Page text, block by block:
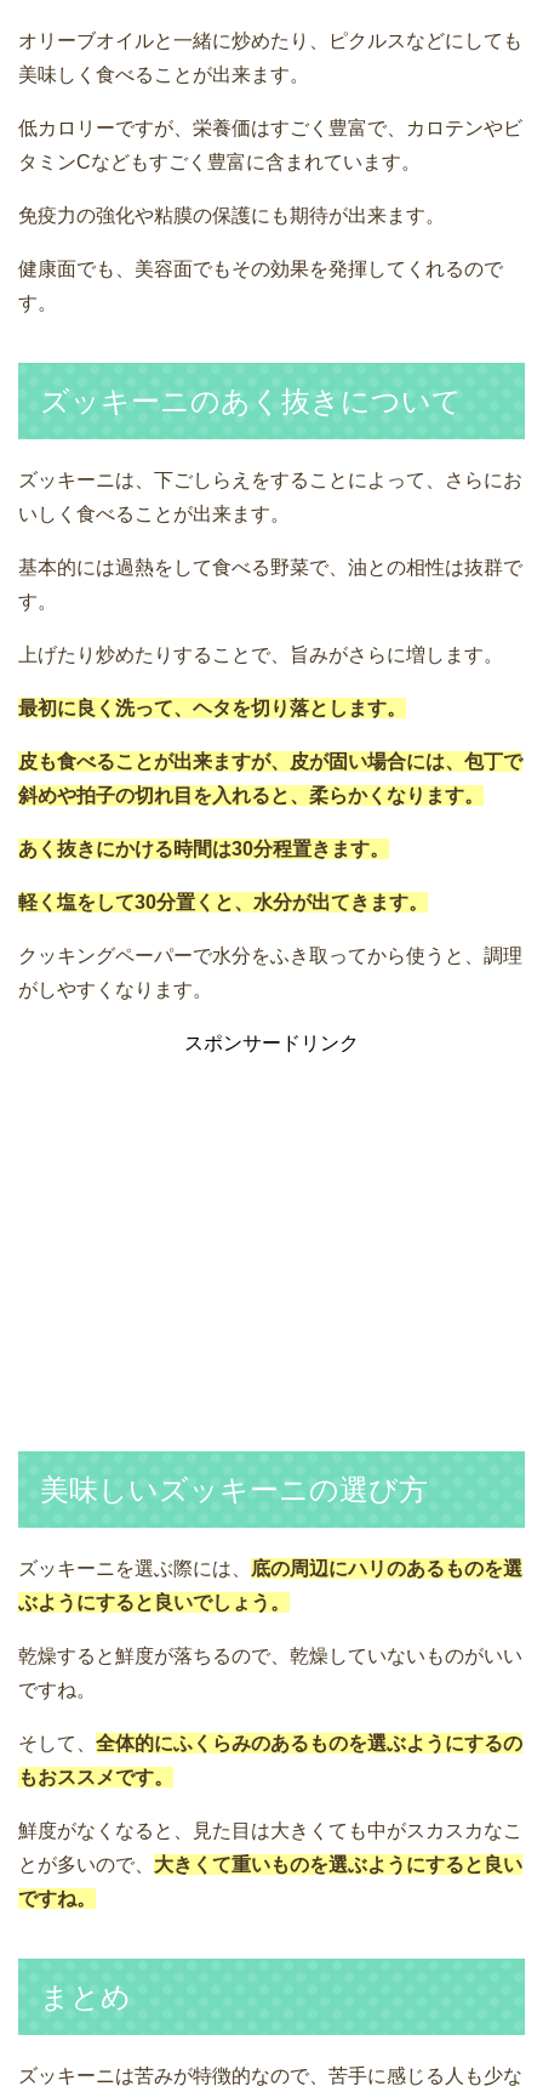
オリーブオイルと一緒に炒めたり、ピクルスなどにしても
美味しく食べることが出来ます。
低カロリーですが、栄養価はすごく豊富で、カロテンやビ
タミンCなどもすごく豊富に含まれています。
免疫力の強化や粘膜の保護にも期待が出来ます。
健康面でも、美容面でもその効果を発揮してくれるので
す。
ズッキーニのあく抜きについて
ズッキーニは、下ごしらえをすることによって、さらにお
いしく食べることが出来ます。
基本的には過熱をして食べる野菜で、油との相性は抜群で
す。
上げたり炒めたりすることで、旨みがさらに増します。
最初に良く洗って、ヘタを切り落とします。
皮も食べることが出来ますが、皮が固い場合には、包丁で
斜めや拍子の切れ目を入れると、柔らかくなります。
あく抜きにかける時間は30分程置きます。
軽く塩をして30分置くと、水分が出てきます。
クッキングペーパーで水分をふき取ってから使うと、調理
がしやすくなります。
スポンサードリンク
美味しいズッキーニの選び方
ズッキーニを選ぶ際には、 底の周辺にハリのあるものを選
ぶようにすると良いでしょう。
乾燥すると鮮度が落ちるので、乾燥していないものがいい
ですね。
そして、 全体的にふくらみのあるものを選ぶようにするの
もおススメです。
鮮度がなくなると、見た目は大きくても中がスカスカなこ
とが多いので、 大きくて重いものを選ぶようにすると良い
ですね。
まとめ
ズッキーニは苦みが特徴的なので、苦手に感じる人も少な